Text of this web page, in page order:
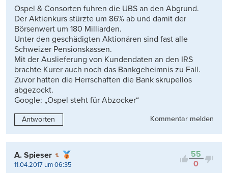
Ospel & Consorten fuhren die UBS an den Abgrund.
Der Aktienkurs stürzte um 86% ab und damit der
Börsenwert um 180 Milliarden.
Unter den geschädigten Aktionären sind fast alle
Schweizer Pensionskassen.
Mit der Auslieferung von Kundendaten an den IRS
brachte Kurer auch noch das Bankgeheimnis zu Fall.
Zuvor hatten die Herrschaften die Bank skrupellos
abgezockt.
Google: „Ospel steht für Abzocker“
Antworten Kommentar melden
55
0
A. Spieser
11.04.2017 um 06:35